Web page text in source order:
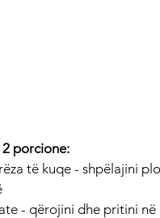
porcione:
të kuqe - shpëlajini
- qërojini dhe pritini në